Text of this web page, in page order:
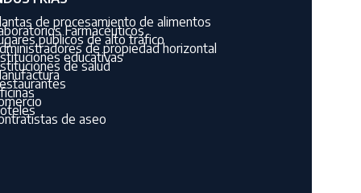
de procesamiento de alimentos
Farmacéuticos
públicos de alto tráfico
de propiedad horizontal
educativas
de salud
de aseo